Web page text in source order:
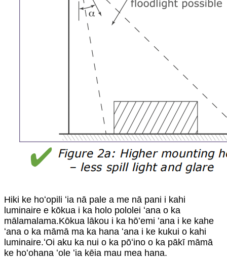
Hiki ke hoʻopili ʻia nā pale a me nā pani i kahi
luminaire e kōkua i ka holo pololei ʻana o ka
mālamalama.Kōkua lākou i ka hōʻemi ʻana i ke kahe
ʻana o ka māmā ma ka hana ʻana i ke kukui o kahi
luminaire.ʻOi aku ka nui o ka pōʻino o ka pākī māmā
ke hoʻohana ʻole ʻia kēia mau mea hana.